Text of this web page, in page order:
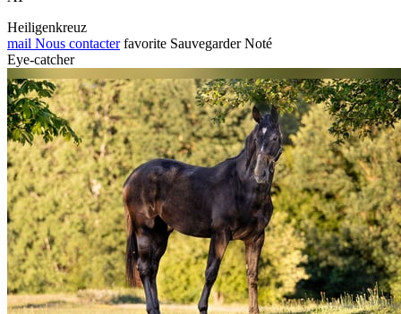
Heiligenkreuz
mail Nous contacter favorite Sauvegarder Noté
Eye-catcher